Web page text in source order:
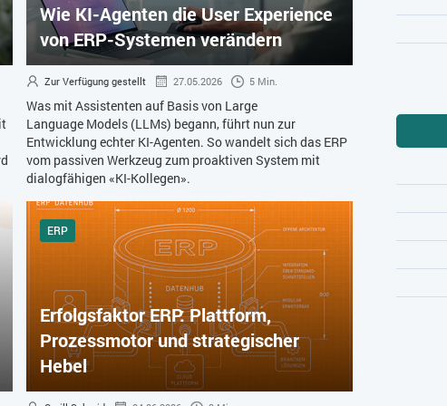
Wie KI-Agenten die User Experience
von ERP-Systemen verändern
Zur Verfügung gestellt 27.05.2026 5 Min.
Was mit Assistenten auf Basis von Large
Language Models (LLMs) begann, führt nun zur
Entwicklung echter KI-Agenten. So wandelt sich das ERP
vom passiven Werkzeug zum proaktiven System mit
dialogfähigen «KI-Kollegen».
ERP
Erfolgsfaktor ERP: Plattform,
Prozessmotor und strategischer
Hebel